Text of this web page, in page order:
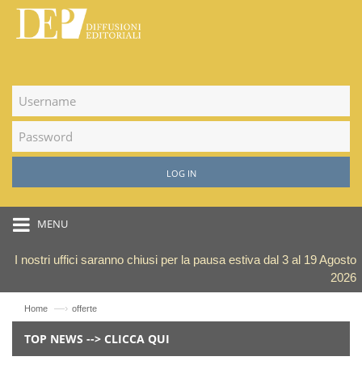
LOG IN
MENU
I nostri uffici saranno chiusi per la pausa estiva dal 3 al 19 Agosto
2026
Home —› offerte
TOP NEWS --> CLICCA QUI